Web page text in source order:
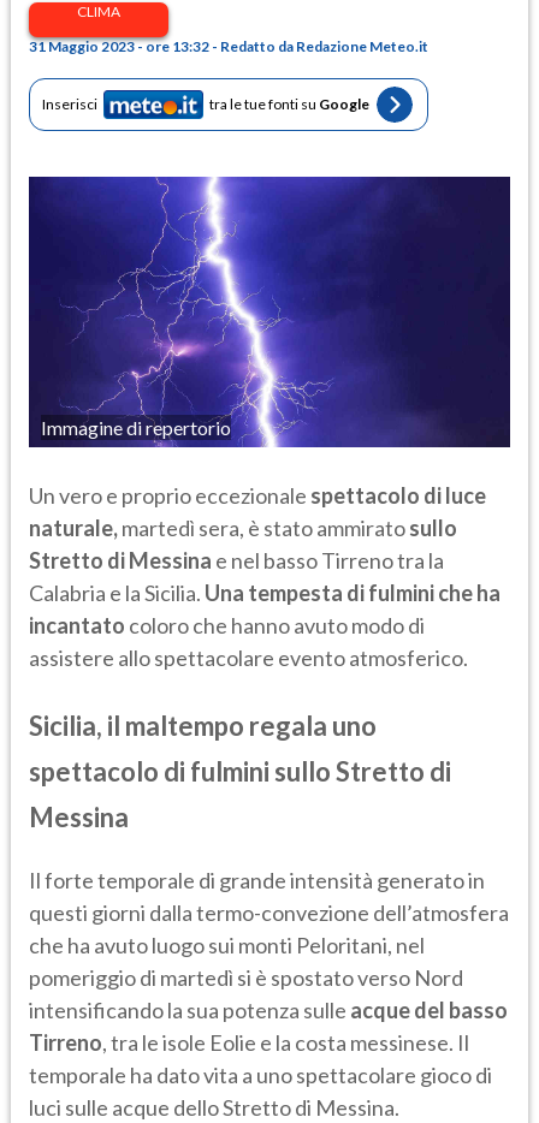
CLIMA
31 Maggio 2023 - ore 13:32 - Redatto da Redazione Meteo.it
Inserisci tra le tue fonti su Google
Immagine di repertorio
Un vero e proprio eccezionale spettacolo di luce
naturale,martedì sera, è stato ammiratosullo
Stretto di Messina e nel basso Tirreno tra la
Calabria e la Sicilia. Una tempesta di fulmini che ha
incantato coloro che hanno avuto modo di
assistere allo spettacolare evento atmosferico.
Sicilia, il maltempo regala uno
spettacolo di fulmini sullo Stretto di
Messina
Il forte temporale di grande intensità generato in
questi giorni dalla termo-convezione dell’atmosfera
che ha avuto luogo sui monti Peloritani, nel
pomeriggio di martedì si è spostato verso Nord
intensificando la sua potenza sulle acque del basso
Tirreno, tra le isole Eolie e la costa messinese. Il
temporale ha dato vita a uno spettacolare gioco di
luci sulle acque dello Stretto di Messina.